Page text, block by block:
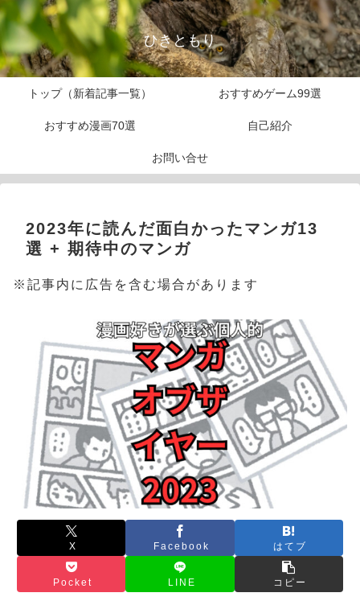
ひきともり
トップ（新着記事一覧） おすすめゲーム99選
おすすめ漫画70選 自己紹介
お問い合せ
2023年に読んだ面白かったマンガ13
選 + 期待中のマンガ
※記事内に広告を含む場合があります
X Facebook はてブ
Pocket LINE コピー